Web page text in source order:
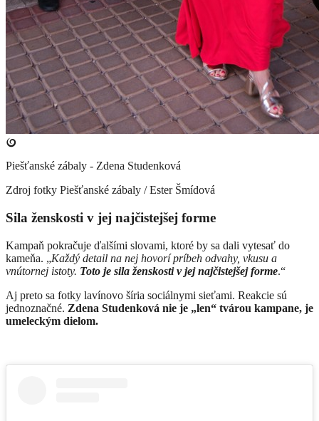
Piešťanské zábaly - Zdena Studenková
Zdroj fotky Piešťanské zábaly / Ester Šmídová
Sila ženskosti v jej najčistejšej forme
Kampaň pokračuje ďalšími slovami, ktoré by sa dali vytesať do
kameňa. „Každý detail na nej hovorí príbeh odvahy, vkusu a
vnútornej istoty. Toto je sila ženskosti v jej najčistejšej forme.“
Aj preto sa fotky lavínovo šíria sociálnymi sieťami. Reakcie sú
jednoznačné. Zdena Studenková nie je „len“ tvárou kampane, je
umeleckým dielom.